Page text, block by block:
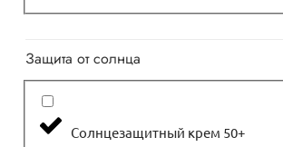
Защита от солнца
Солнцезащитный крем 50+